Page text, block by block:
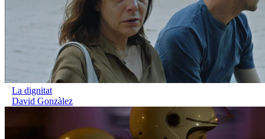
La dignitat
David Gonzàlez